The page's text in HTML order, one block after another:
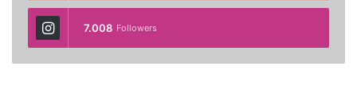
7.008 Followers